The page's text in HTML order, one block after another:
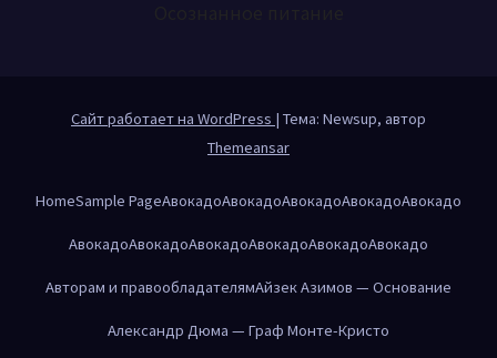
Сайт работает на WordPress | Тема: Newsup, автор
Themeansar
HomeSample PageАвокадоАвокадоАвокадоАвокадоАвокадо
АвокадоАвокадоАвокадоАвокадоАвокадоАвокадо
Авторам и правообладателямАйзек Азимов — Основание
Александр Дюма — Граф Монте-Кристо